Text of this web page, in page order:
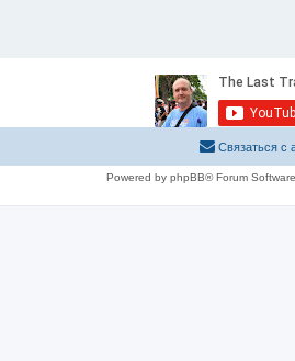
Связаться с
Powered by phpBB® Forum